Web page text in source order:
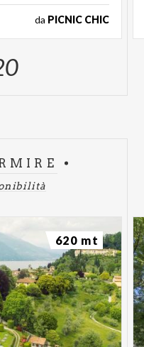
da PICNIC CHIC
620 mt